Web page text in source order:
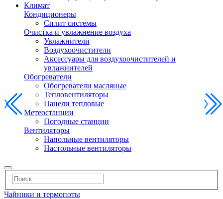
Климат
Кондиционеры
Сплит системы
Очистка и увлажнение воздуха
Увлажнители
Воздухоочистители
Аксессуары для воздухоочистителей и
увлажнителей
Обогреватели
Обогреватели масляные
Тепловентиляторы
Панели тепловые
Метеостанции
Погодные станции
Вентиляторы
Напольные вентиляторы
Настольные вентиляторы
Чайники и термопоты